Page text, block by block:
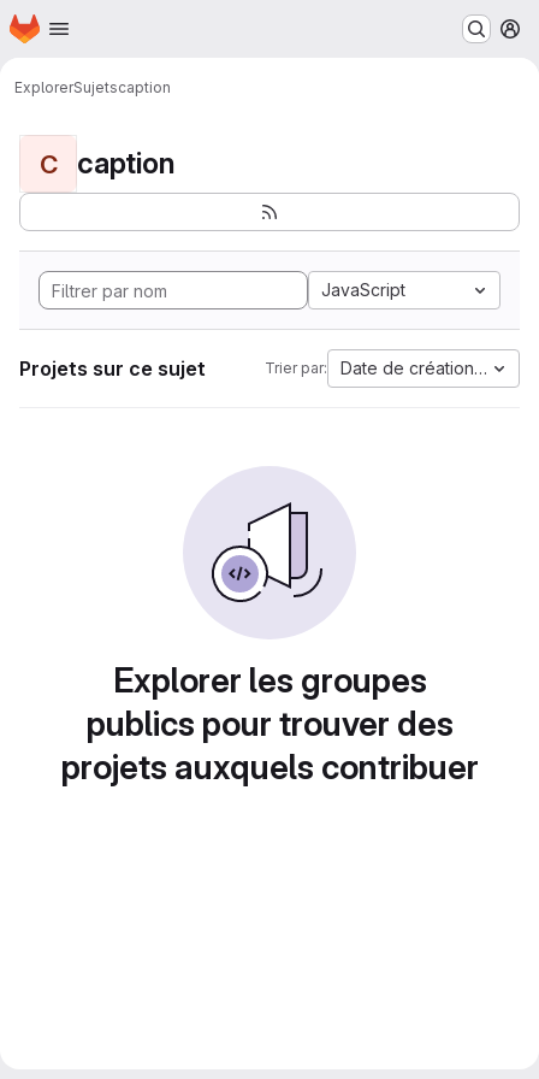
Passer au contenu principal
Page d'accueil
ExplorerSujetscaption
C caption
JavaScript
Projets sur ce sujet Trier par: Date de création la plus
Explorer les groupes
publics pour trouver des
projets auxquels contribuer